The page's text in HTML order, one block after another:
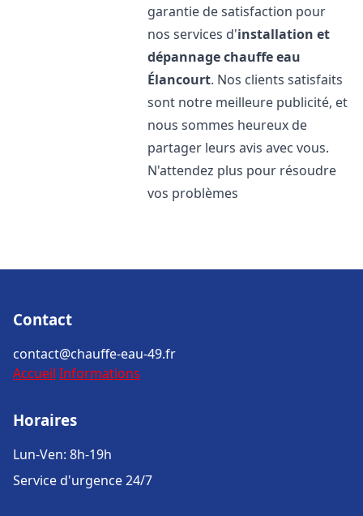
garantie de satisfaction pour
nos services d'installation et
dépannage chauffe eau
Élancourt. Nos clients satisfaits
sont notre meilleure publicité, et
nous sommes heureux de
partager leurs avis avec vous.
N'attendez plus pour résoudre
vos problèmes
Contact
contact@chauffe-eau-49.fr
Accueil Informations
Horaires
Lun-Ven: 8h-19h
Service d'urgence 24/7